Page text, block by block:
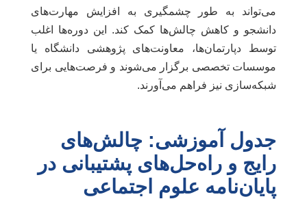
می‌تواند به طور چشمگیری به افزایش مهارت‌های
دانشجو و کاهش چالش‌ها کمک کند. این دوره‌ها اغلب
توسط دپارتمان‌ها، معاونت‌های پژوهشی دانشگاه یا
موسسات تخصصی برگزار می‌شوند و فرصت‌هایی برای
شبکه‌سازی نیز فراهم می‌آورند.
جدول آموزشی: چالش‌های
رایج و راه‌حل‌های پشتیبانی در
پایان‌نامه علوم اجتماعی